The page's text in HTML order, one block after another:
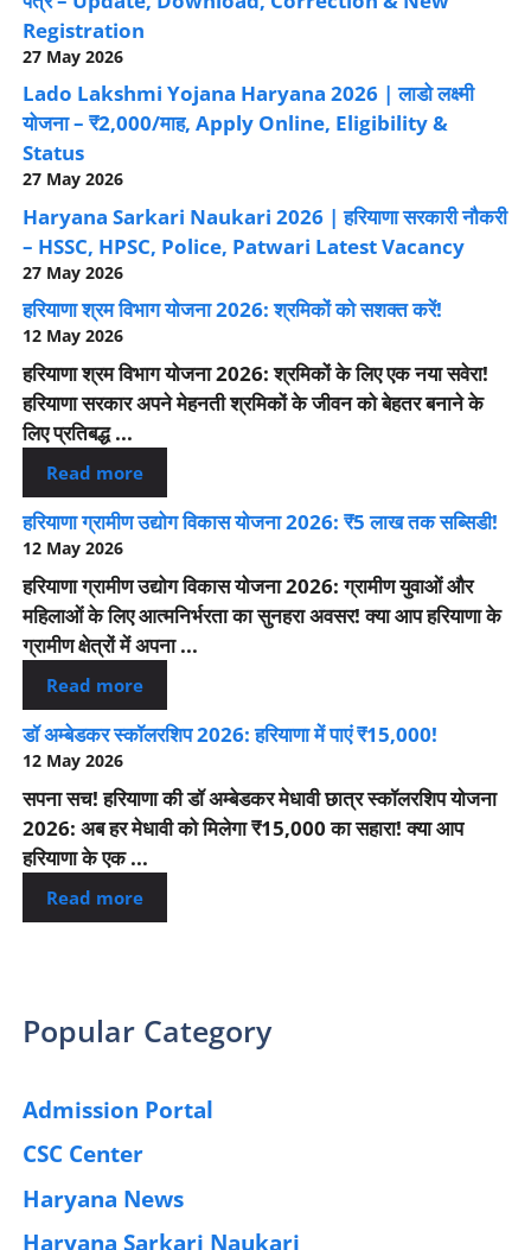
Registration
27 May 2026
Lado Lakshmi Yojana Haryana 2026 | लाडो लक्ष्मी
योजना – ₹2,000/माह, Apply Online, Eligibility &
Status
27 May 2026
Haryana Sarkari Naukari 2026 | हरियाणा सरकारी नौकरी
– HSSC, HPSC, Police, Patwari Latest Vacancy
27 May 2026
हरियाणा श्रम विभाग योजना 2026: श्रमिकों को सशक्त करें!
12 May 2026
हरियाणा श्रम विभाग योजना 2026: श्रमिकों के लिए एक नया सवेरा!
हरियाणा सरकार अपने मेहनती श्रमिकों के जीवन को बेहतर बनाने के
लिए प्रतिबद्ध ...
Read more
हरियाणा ग्रामीण उद्योग विकास योजना 2026: ₹5 लाख तक सब्सिडी!
12 May 2026
हरियाणा ग्रामीण उद्योग विकास योजना 2026: ग्रामीण युवाओं और
महिलाओं के लिए आत्मनिर्भरता का सुनहरा अवसर! क्या आप हरियाणा के
ग्रामीण क्षेत्रों में अपना ...
Read more
डॉ अम्बेडकर स्कॉलरशिप 2026: हरियाणा में पाएं ₹15,000!
12 May 2026
सपना सच! हरियाणा की डॉ अम्बेडकर मेधावी छात्र स्कॉलरशिप योजना
2026: अब हर मेधावी को मिलेगा ₹15,000 का सहारा! क्या आप
हरियाणा के एक ...
Read more
Popular Category
Admission Portal
CSC Center
Haryana News
Haryana Sarkari Naukari